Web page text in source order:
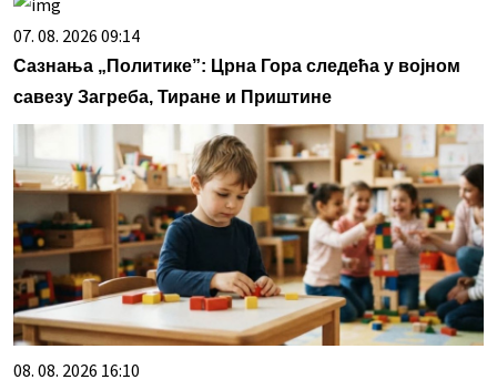
07. 08. 2026 09:14
Сазнања „Политике”: Црна Гора следећа у војном
савезу Загреба, Тиране и Приштине
08. 08. 2026 16:10